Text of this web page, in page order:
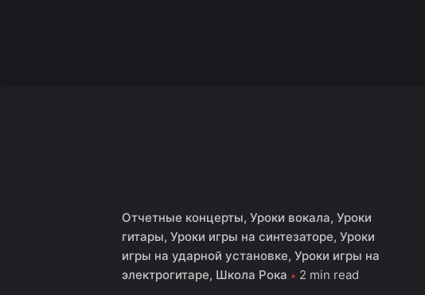
Отчетные концерты Уроки вокала Уроки
гитары Уроки игры на синтезаторе Уроки
игры на ударной установке Уроки игры на
электрогитаре Школа Рока 2 min read